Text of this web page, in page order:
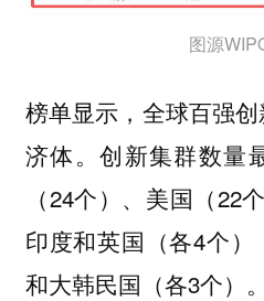
图源
榜单显示，全球百强
济体。创新集群数量
（24个）、美国（22
印度和英国（各4个
和大韩民国（各3个）。